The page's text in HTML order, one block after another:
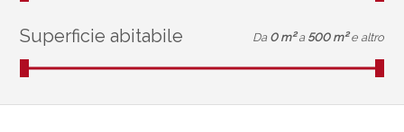
Superficie abitabile Da 0 m² a 500 m² e altro